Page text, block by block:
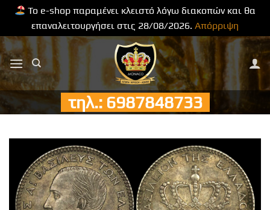
Το e-shop παραμένει κλειστό λόγω διακοπών και θα
επαναλειτουργήσει στις 28/08/2026. Απόρριψη
Μετάβαση
στο
περιεχόμενο
τηλ.: 6987848733